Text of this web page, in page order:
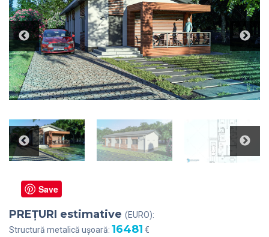
Save
PREȚURI estimative (EURO):
Structură metalică ușoară: 16481 €